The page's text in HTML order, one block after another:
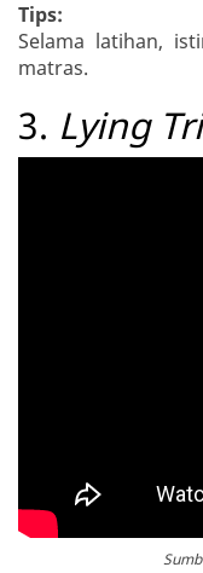
Tips:
Selama latihan,
matras.
3. Lying